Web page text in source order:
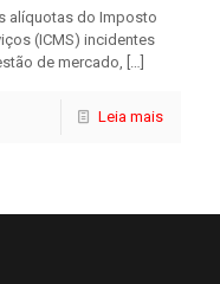
alíquotas do Imposto
(ICMS) incidentes
de mercado, […]
Leia mais